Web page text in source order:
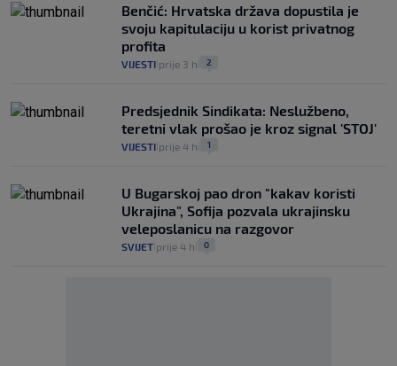
Benčić: Hrvatska država dopustila je
svoju kapitulaciju u korist privatnog
profita
VIJESTI prije 3 h 2
Predsjednik Sindikata: Neslužbeno,
teretni vlak prošao je kroz signal 'STOJ'
VIJESTI prije 4 h 1
U Bugarskoj pao dron "kakav koristi
Ukrajina", Sofija pozvala ukrajinsku
veleposlanicu na razgovor
SVIJET prije 4 h 0